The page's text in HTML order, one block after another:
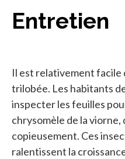
Entretien
Il est relativement
trilobée. Les habitants
inspecter les feuilles
chrysomèle de la viorne,
copieusement. Ces
ralentissent la